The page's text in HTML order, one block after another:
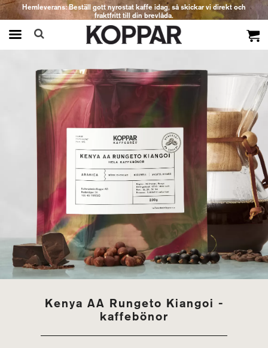
Hemleverans: Beställ gott nyrostat kaffe idag, så skickar vi direkt och
fraktfritt till din brevlåda.
Kenya AA Rungeto Kiangoi -
kaffebönor